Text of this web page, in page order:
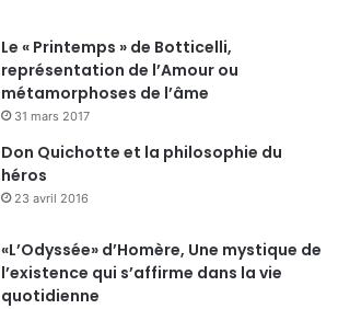
Le « Printemps » de Botticelli,
représentation de l’Amour ou
métamorphoses de l’âme
31 mars 2017
Don Quichotte et la philosophie du
héros
23 avril 2016
«L’Odyssée» d’Homère, Une mystique de
l’existence qui s’affirme dans la vie
quotidienne